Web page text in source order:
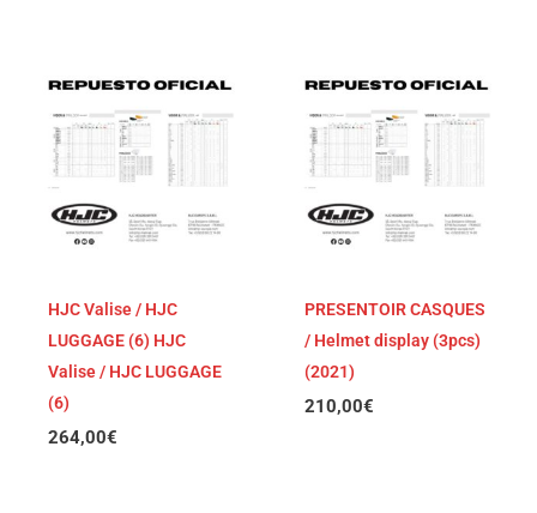
HJC Valise / HJC
LUGGAGE (6) HJC
Valise / HJC LUGGAGE
(6)
264,00€
PRESENTOIR CASQUES
/ Helmet display (3pcs)
(2021)
210,00€